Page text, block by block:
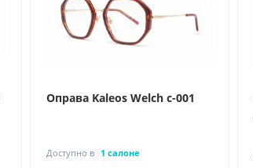
Оправа Kaleos Welch c-001
Доступно в 1 салоне